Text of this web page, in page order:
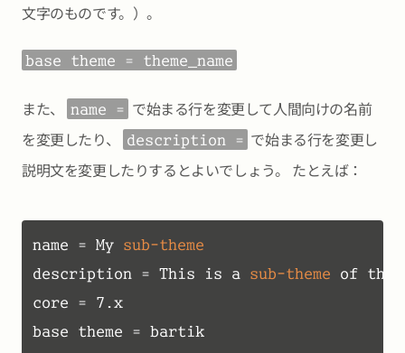
文字のものです。）。
base theme = theme_name
また、 name =
で始まる行を変更して人間向けの名前
を変更したり、
description = で始まる行を変更し
説明文を変更したりするとよいでしょう。 たとえば：
name = My
description = This is a sub-theme of
core = 7.x